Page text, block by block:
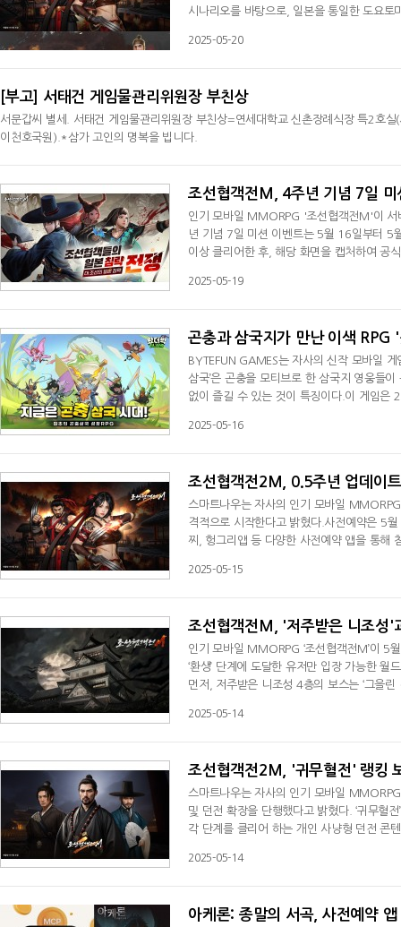
시나리오를 바탕으로, 일본을 통일한 도요
스토리와 함께 ‘조선협객전M’은 출시 4주
2025-05-20
[부고] 서태건 게임물관리위원장 부친상
서문갑씨 별세. 서태건 게임물관리위원장 부친상=연세대학교 신촌장례식장 특2호
이천호국원).*삼가 고인의 명복을 빕니다.
2025-05-19
조선협객전M, 4주년 기념 7일 미
인기 모바일 MMORPG '조선협객전M'이 서
년 기념 7일 미션 이벤트는 5월 16일부터 5
이상 클리어한 후, 해당 화면을 캡처하여 공
신수알(11회) 8개 + 희귀 수련 비급서 15
2025-05-19
곤충과 삼국지가 만난 이색 RPG
BYTEFUN GAMES는 자사의 신작 모바일 게
삼국’은 곤충을 모티브로 한 삼국지 영웅들
없이 즐길 수 있는 것이 특징이다.이 게임은
지 바꾸며 새로운 조합을 시도할 수 있다.모
2025-05-16
조선협객전2M, 0.5주년 업데이
스마트나우는 자사의 인기 모바일
격적으로 시작한다고 밝혔다.사전예약은 5
찌, 헝그리앱 등 다양한 사전예약 앱을 통해
200개’, ‘혼 구슬 200개’, ‘유물의 서한(1만)
2025-05-15
조선협객전M, '저주받은 니조성'
인기 모바일 MMORPG ‘조선협객전M’이 5
‘환생’ 단계에 도달한 유저만 입장 가능한 월
먼저, 저주받은 니조성 4층의 보스는 ‘그을린
보석 무작위 상자 등을 획득할 수 있다.이어
2025-05-14
조선협객전2M, '귀무혈전' 랭킹
스마트나우는 자사의 인기 모바일
및 던전 확장을 단행했다고 밝혔다. ‘귀무혈
각 단계를 클리어 하는 개인 사냥형 던전 콘
개, 혼불의 서한(1만) 5개’, 2위에게 ‘귀무혈
2025-05-14
아케론: 종말의 서곡, 사전예약